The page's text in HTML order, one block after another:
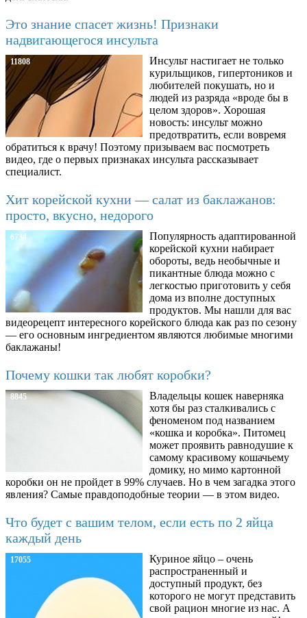
Это знание спасет жизнь! Признаки
надвигающегося инсульта
11808
Инсульт настигает не только
курильщиков, гипертоников и
любителей покушать, но и
людей из разряда «вроде бы в
целом здоров». Хорошая
новость: инсульт можно
предотвратить, если вовремя
обратиться к врачу! Поэтому призываем вас посмотреть
видео, где о первых признаках инсульта рассказывает
специалист.
Хит корейской кухни — салат из баклажанов:
просто, вкусно, недорого
6734
Популярность адаптированной
корейской кухни набирает
обороты, ведь необычные и
пикантные блюда можно с
легкостью приготовить у себя
дома из вполне доступных
продуктов. Мы нашли для вас
видеорецепт интересного корейского блюда как раз по сезону
— его основным ингредиентом являются любимые многими
баклажаны!
Почему кошки так любят коробки?
8845
Владельцы кошек наверняка
хотя бы раз сталкивались с
феноменом под названием
«кошка и коробка». Питомец
может проявить равнодушие к
самому красивому кошачьему
домику, но мимо картонной
коробки он не пройдет в 99% случаев. Но в чем загадка этого
явления? Самые правдоподобные теории — в этом видео.
Что будет с вашим телом, если есть по 2 яйца
каждый день
17055
Куриное яйцо – очень
распространенный и
доступный продукт, без
которого не могут представить
свой рацион многие из нас. А